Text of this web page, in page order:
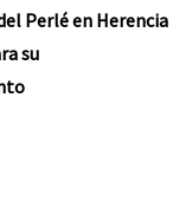
Perlé en Herencia
su